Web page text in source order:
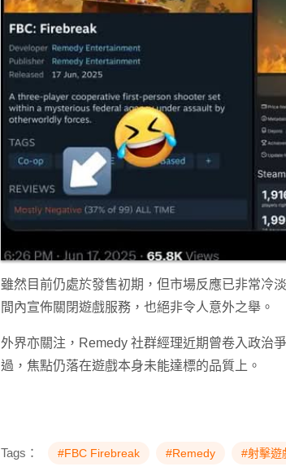
雖然目前仍處於發售初期，但市場反應已非常冷
間內宣佈關閉遊戲服務，也絕非令人意外之舉。
外界亦關注，Remedy 社群經理近期曾卷入政治
過，焦點仍落在遊戲本身未能達標的品質上。
Tags： #FBC Firebreak #Remedy #射擊遊